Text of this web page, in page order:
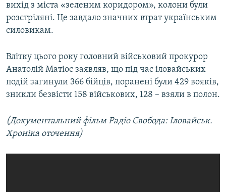
вихід з міста «зеленим коридором», колони були
розстріляні. Це завдало значних втрат українським
силовикам.
Влітку цього року головний військовий прокурор
Анатолій Матіос заявляв, що під час іловайських
подій загинули 366 бійців, поранені були 429 вояків,
зникли безвісти 158 військових, 128 – взяли в полон.
(Документальний фільм Радіо Свобода: Іловайськ.
Хроніка оточення)